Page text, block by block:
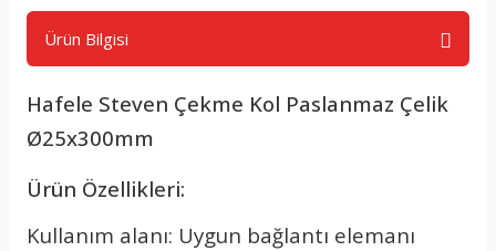
Ürün Bilgisi
Hafele Steven Çekme Kol Paslanmaz Çelik
Ø25x300mm
Ürün Özellikleri:
Kullanım alanı: Uygun bağlantı elemanı